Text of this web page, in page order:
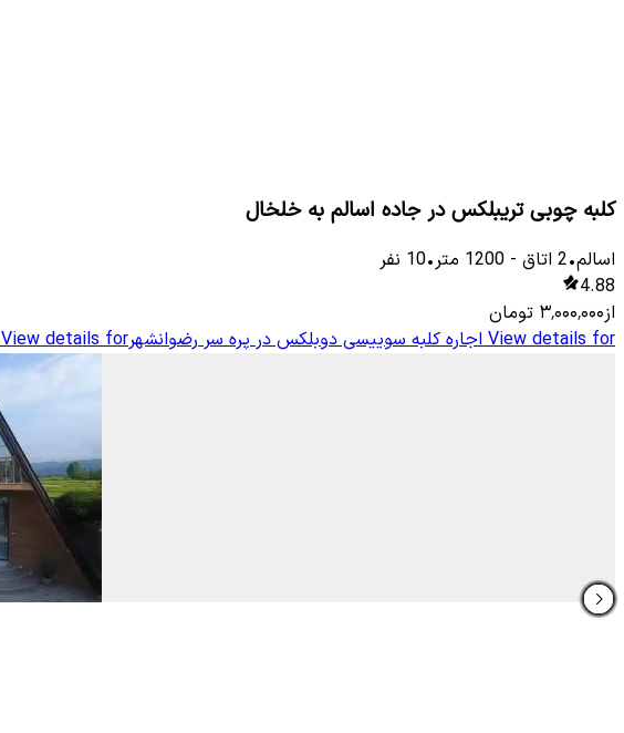
کلبه چوبی تریبلکس در جاده اسالم به خلخال
اسالم•
2 اتاق -
1200 متر•
10 نفر
4.88
از۳٬۰۰۰٬۰۰۰ تومان
View details for اجاره کلبه سوییسی دوبلکس در پره سر رضوانشهرView details for